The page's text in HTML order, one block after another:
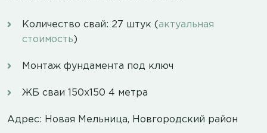
Количество свай: 27 штук ( актуальная
стоимость)
Монтаж фундамента под ключ
ЖБ сваи 150х150 4 метра
Адрес: Новая Мельница, Новгородский район